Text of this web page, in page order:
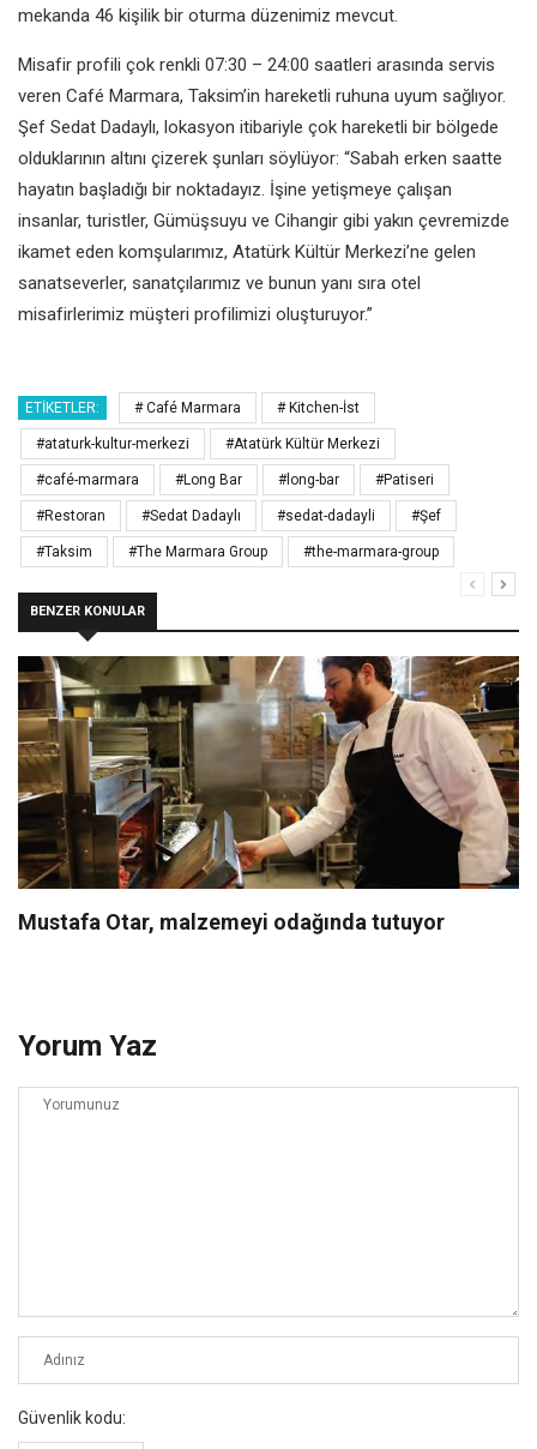
mekanda 46 kişilik bir oturma düzenimiz mevcut.
Misafir profili çok renkli 07:30 – 24:00 saatleri arasında servis
veren Café Marmara, Taksim’in hareketli ruhuna uyum sağlıyor.
Şef Sedat Dadaylı, lokasyon itibariyle çok hareketli bir bölgede
olduklarının altını çizerek şunları söylüyor: “Sabah erken saatte
hayatın başladığı bir noktadayız. İşine yetişmeye çalışan
insanlar, turistler, Gümüşsuyu ve Cihangir gibi yakın çevremizde
ikamet eden komşularımız, Atatürk Kültür Merkezi’ne gelen
sanatseverler, sanatçılarımız ve bunun yanı sıra otel
misafirlerimiz müşteri profilimizi oluşturuyor.”
ETIKETLER: # Café Marmara # Kitchen-İst
#ataturk-kultur-merkezi #Atatürk Kültür Merkezi
#café-marmara #Long Bar #long-bar #Patiseri
#Restoran #Sedat Dadaylı #sedat-dadayli #Şef
#Taksim #The Marmara Group #the-marmara-group
BENZER KONULAR
Mustafa Otar, malzemeyi odağında tutuyor
Yorum Yaz
Güvenlik kodu: